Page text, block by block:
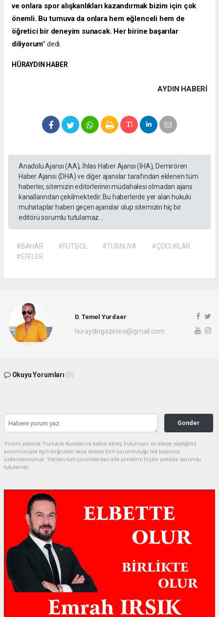
ve onlara spor alışkanlıkları kazandırmak bizim için çok
önemli. Bu turnuva da onlara hem eğlenceli hem de
öğretici bir deneyim sunacak. Her birine başarılar
diliyorum" dedi.
HÜRAYDIN HABER
AYDIN HABERİ
Anadolu Ajansı (AA), İhlas Haber Ajansı (İHA), Demirören
Haber Ajansı (DHA) ve diğer ajanslar tarafından eklenen tüm
haberler, sitemizin editörlerinin müdahalesi olmadan ajans
kanallarından çekilmektedir. Bu haberlerde yer alan hukuki
muhataplar haberi geçen ajanslar olup sitemizin hiç bir
editörü sorumlu tutulamaz...
#BAHAR #FUTBOL #TURNUVA
#ÇOCUKLAR
#EFELER
D. Temel Yurdaer
huraydingazetesi@gmail.com
Okuyu Yorumları (0)
Gonder
Yorum yazarak Topluluk Kuralları’nı kabul etmiş bulunuyor ve siteye yaptığınız
yorumunuzla ilgili doğrudan veya dolaylı tüm sorumluluğu tek başınıza
üstleniyorsunuz. Yazılan tüm yorumlardan site yönetimi hiçbir şekilde sorumlu
tutulamaz.